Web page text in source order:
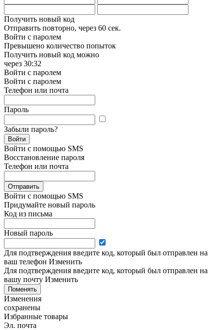
Получить новый код
Отправить повторно, через 60 сек.
Войти с паролем
Превышено количество попыток
Получить новый код можно
через 30:32
Войти с паролем
Войти с паролем
Телефон или почта
Пароль
Забыли пароль?
Войти
Войти с помощью SMS
Восстановление пароля
Телефон или почта
Отправить
Войти с помощью SMS
Придумайте новый пароль
Код из письма
Новый пароль
Для подтверждения введите код, который был отправлен на
ваш телефон Изменить
Для подтверждения введите код, который был отправлен на
вашу почту Изменить
Поменять
Изменения
сохранены
Избранные товары
Эл. почта